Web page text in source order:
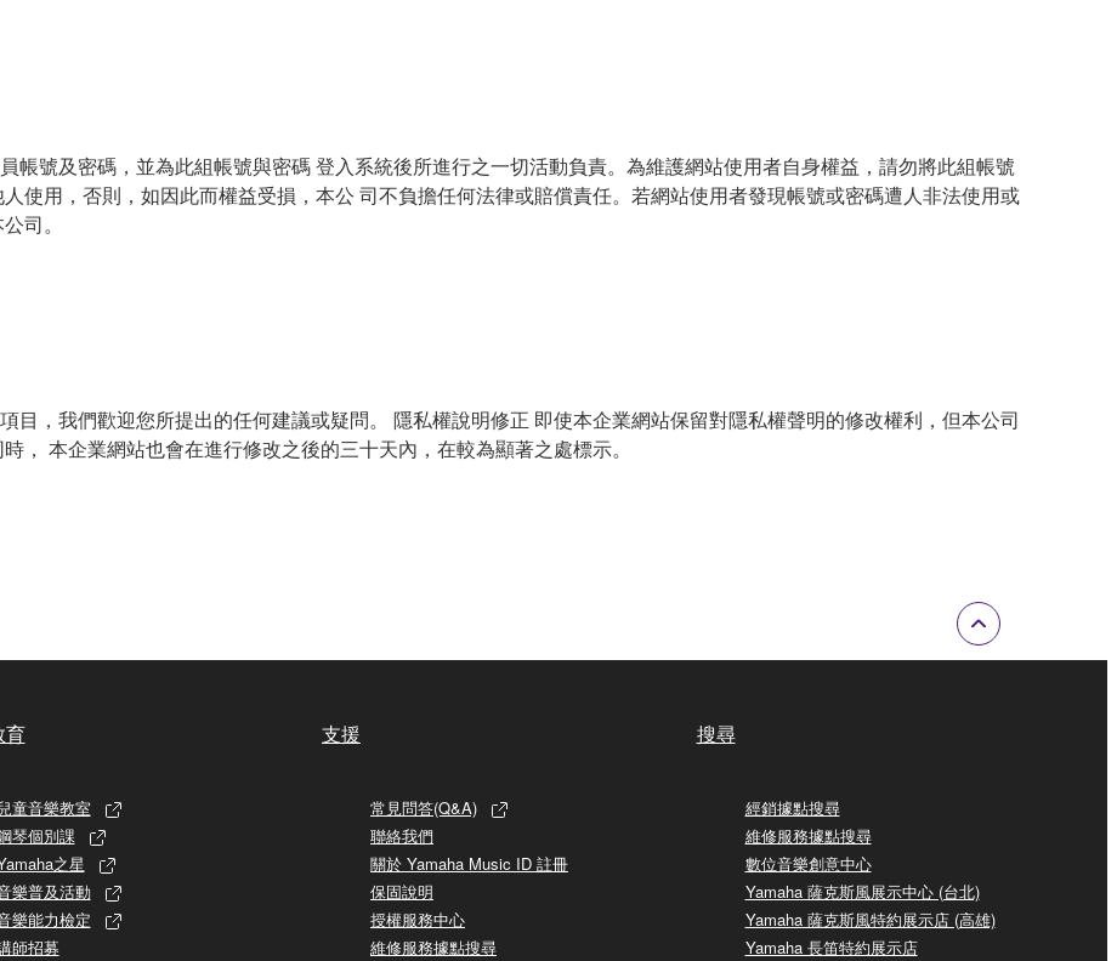
帳號及密碼，並為此組帳號與密碼 登入系統後所進行之一切活動負責。為維護網站使用者自身權益，請勿將此組帳號
使用，否則，如因此而權益受損，本公 司不負擔任何法律或賠償責任。若網站使用者發現帳號或密碼遭人非法使用或
司。
目，我們歡迎您所提出的任何建議或疑問。 隱私權說明修正 即使本企業網站保留對隱私權聲明的修改權利，但本公司
， 本企業網站也會在進行修改之後的三十天內，在較為顯著之處標示。
育
童音樂教室
琴個別課
之星
樂普及活動
樂能力檢定
師招募
支援
常見問答(Q&A)
聯絡我們
關於 Yamaha Music ID 註冊
保固說明
授權服務中心
維修服務據點搜尋
搜尋
經銷據點搜尋
維修服務據點搜尋
數位音樂創意中心
Yamaha 薩克斯風展示中心 (台北)
Yamaha 薩克斯風特約展示店 (高雄)
Yamaha 長笛特約展示店